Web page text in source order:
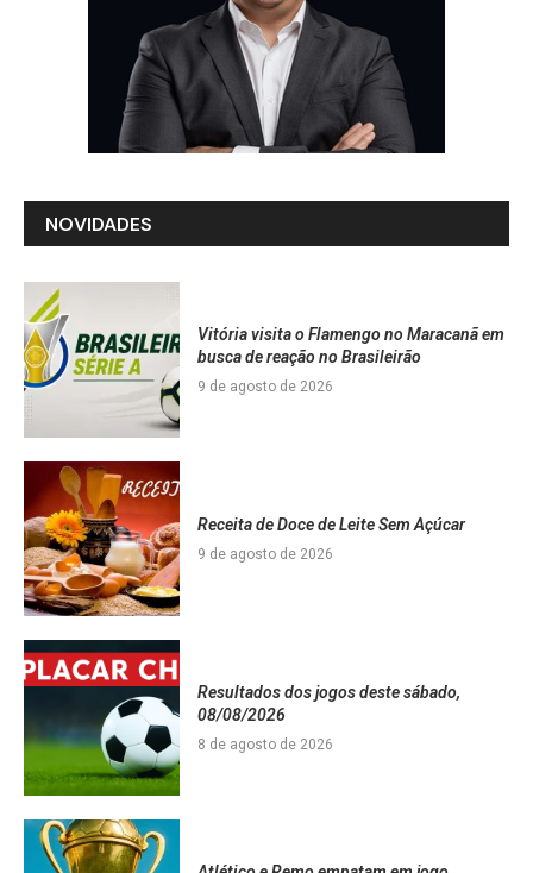
NOVIDADES
Vitória visita o Flamengo no Maracanã em
busca de reação no Brasileirão
9 de agosto de 2026
Receita de Doce de Leite Sem Açúcar
9 de agosto de 2026
Resultados dos jogos deste sábado,
08/08/2026
8 de agosto de 2026